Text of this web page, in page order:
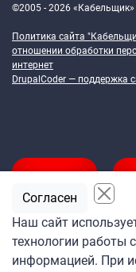
©2005 - 2026 «Кабельщик»
Политика сайта
отношении обработки
интернет
DrupalCoder — поддержка
Подпишитесь
Наш сайт
технологии работы
информацией. При
Согласен